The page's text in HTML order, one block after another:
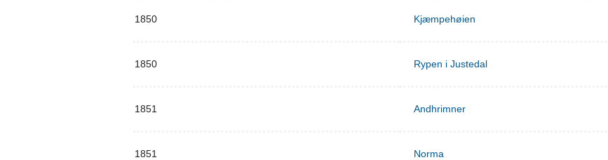
1850 Kjæmpehøien
1850 Rypen i Justedal
1851 Andhrimner
1851 Norma